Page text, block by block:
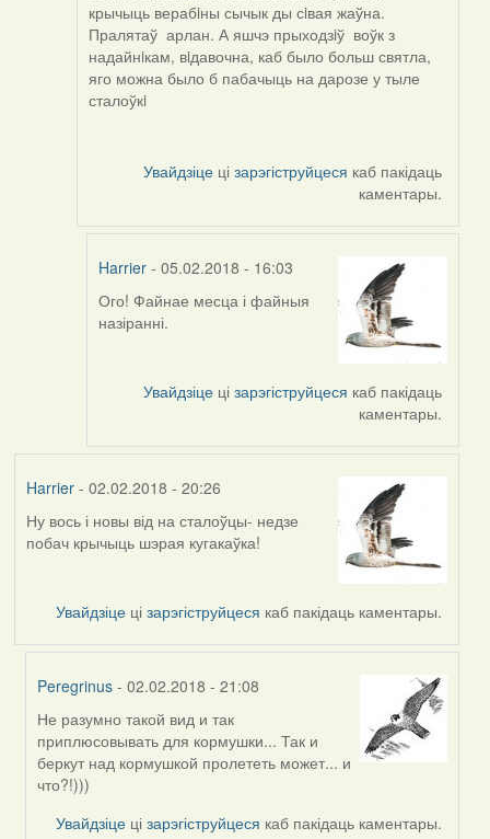
reply
to
by
Harrier
крычыць верабiны сычык ды сiвая жаўна.
Пралятаў арлан. А яшчэ прыходзiў воўк з
надайнiкам, вiдавочна, каб было больш святла,
яго можна было б пабачыць на дарозе у тыле
сталоўкi
Увайдзіце цізарэгіструйцеся каб пакідаць
каментары.
Harrier - 05.02.2018 - 16:03
In
reply
Barada
Ого! Файнае месца і файныя
назіранні.
Увайдзіце цізарэгіструйцеся каб пакідаць
каментары.
Harrier- 02.02.2018 - 20:26
Ну вось і новы від на сталоўцы- недзе
побач крычыць шэрая кугакаўка!
Увайдзіце цізарэгіструйцеся каб пакідаць каментары.
Peregrinus - 02.02.2018 - 21:08
In
reply
to
by
Harrier
Не разумно такой вид и так
приплюсовывать для кормушки... Так и
беркут над кормушкой пролететь может... и
что?!)))
Увайдзіце цізарэгіструйцеся каб пакідаць каментары.